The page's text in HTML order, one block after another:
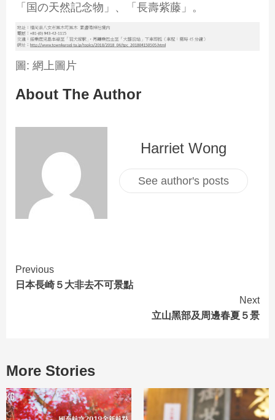
「国の天然記念物」、「長壽紫藤」。
圖: 網上圖片
About The Author
Harriet Wong
See author's posts
Previous
日本長崎５大非去不可景點
Next
立山黑部及周邊春夏５景
More Stories